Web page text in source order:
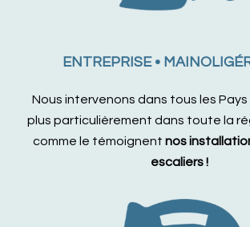
ENTREPRISE •
Nous intervenons dans tous les
plus particulièrement dans toute la
comme le témoignent nos
escaliers !